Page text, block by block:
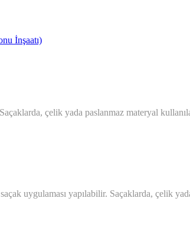
İnşaatı)
çelik yada paslanmaz materyal
uygulaması yapılabilir. Saçaklarda, çelik